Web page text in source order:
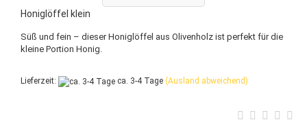
Honiglöffel klein
Süß und fein – dieser Honiglöffel aus Olivenholz ist perfekt für die
kleine Portion Honig.
Lieferzeit: ca. 3-4 Tage (Ausland abweichend)